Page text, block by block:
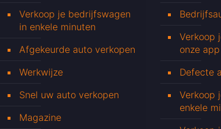
Verkoop je bedrijfswagen
in enkele minuten
Afgekeurde auto verkopen
Werkwijze
Snel uw auto verkopen
Magazine
Verkoop
onze app
Defecte
Verkoop
enkele